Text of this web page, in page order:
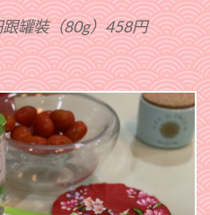
罐裝（80g）458円